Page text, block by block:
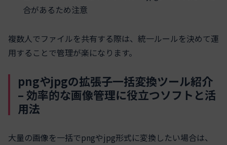
合があるため注意
複数人でファイルを共有する際は、統一ルールを決めて運
用することで管理が楽になります。
pngやjpgの拡張子一括変換ツール紹介
– 効率的な画像管理に役立つソフトと活
用法
大量の画像を一括でpngやjpg形式に変換したい場合は、